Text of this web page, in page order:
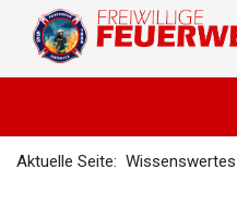
Aktuelle Seite: Wissenswertes